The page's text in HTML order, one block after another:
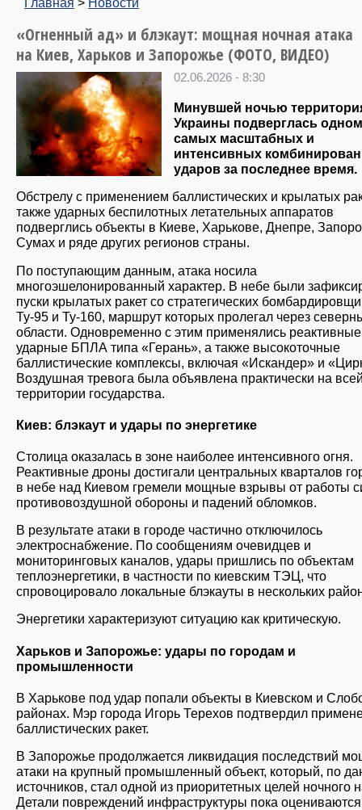
«Огненный ад» и блэкаут: мощная ночная атака
на Киев, Харьков и Запорожье (ФОТО, ВИДЕО)
02.06.2026 - 8:30
Минувшей ночью
Украины подверглась
самых масштабных и
интенсивных
ударов за последнее время.
Обстрелу с применением баллистических и крылатых
также ударных беспилотных летательных аппаратов
подверглись объекты в Киеве, Харькове, Днепре,
Сумах и ряде других регионов страны.
По поступающим данным, атака носила
многоэшелонированный характер. В небе были
пуски крылатых ракет со стратегических
Ту-95 и Ту-160, маршрут которых пролегал через
области. Одновременно с этим применялись реактивные
ударные БПЛА типа «Герань», а также высокоточные
баллистические комплексы, включая «Искандер» и
Воздушная тревога была объявлена практически на
территории государства.
Киев: блэкаут и удары по энергетике
Столица оказалась в зоне наиболее интенсивного огня.
Реактивные дроны достигали центральных кварталов
в небе над Киевом гремели мощные взрывы от работы
противовоздушной обороны и падений обломков.
В результате атаки в городе частично отключилось
электроснабжение. По сообщениям очевидцев и
мониторинговых каналов, удары пришлись по объектам
теплоэнергетики, в частности по киевским ТЭЦ, что
спровоцировало локальные блэкауты в нескольких
Энергетики характеризуют ситуацию как критическую.
Харьков и Запорожье: удары по городам и
промышленности
В Харькове под удар попали объекты в Киевском и
районах. Мэр города Игорь Терехов подтвердил
баллистических ракет.
В Запорожье продолжается ликвидация последствий
атаки на крупный промышленный объект, который, по
источников, стал одной из приоритетных целей ночного
Детали повреждений инфраструктуры пока